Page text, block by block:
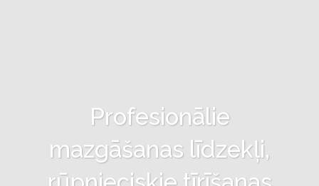
Profesionālie
mazgāšanas līdzekļi,